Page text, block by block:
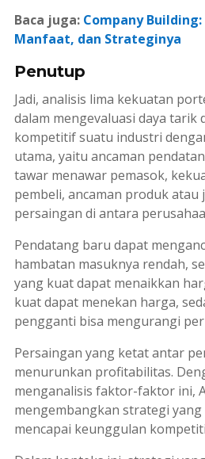
Baca juga: Company
Manfaat, dan Strateginya
Penutup
Jadi, analisis lima kekuatan
dalam mengevaluasi daya tarik
kompetitif suatu industri
utama, yaitu ancaman
tawar menawar pemasok,
pembeli, ancaman produk atau
persaingan di antara
Pendatang baru dapat
hambatan masuknya rendah,
yang kuat dapat menaikkan
kuat dapat menekan harga,
pengganti bisa mengurangi
Persaingan yang ketat antar
menurunkan profitabilitas.
menganalisis faktor-faktor ini,
mengembangkan strategi
mencapai keunggulan